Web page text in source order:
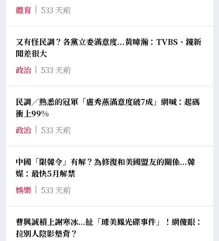
體育
533 天前
又有怪民調？各黨立委滿意度...黃暐瀚：TVBS、鏡新
聞差很大
政治
533 天前
民調／熟悉的冠軍「盧秀燕滿意度破7成」網喊：起碼
衝上99%
政治
533 天前
中國「限韓令」有解？為修復和美國盟友的關係...韓
媒：最快5月解禁
娛樂
533 天前
曹興誠槓上謝寒冰...扯「璩美鳳光碟事件」！網傻眼：
拉別人陰影墊背？